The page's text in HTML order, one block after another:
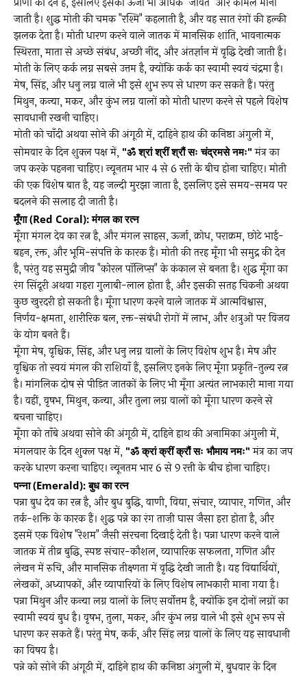
जाती है। शुद्ध मोती की चमक "रश्मि" कहलाती है, और वह सात रंगों की हल्की
झलक देता है। मोती धारण करने वाले जातक में मानसिक शांति, भावनात्मक
स्थिरता, माता से अच्छे संबंध, अच्छी नींद, और अंतर्ज्ञान में वृद्धि देखी जाती है।
मोती के लिए कर्क लग्न सबसे उत्तम है, क्योंकि कर्क का स्वामी स्वयं चंद्रमा है।
मेष, सिंह, और धनु लग्न वाले भी इसे शुभ रूप से धारण कर सकते हैं। परंतु
मिथुन, कन्या, मकर, और कुंभ लग्न वालों को मोती धारण करने से पहले विशेष
सावधानी रखनी चाहिए।
मोती को चाँदी अथवा सोने की अंगूठी में, दाहिने हाथ की कनिष्ठा अंगुली में,
सोमवार के दिन शुक्ल पक्ष में, "ॐ श्रां श्रीं श्रौं सः चंद्रमसे नमः" मंत्र का
जप करके पहनना चाहिए। न्यूनतम भार 4 से 6 रत्ती के बीच होना चाहिए। मोती
की एक विशेष बात है, यह जल्दी मुरझा जाता है, इसलिए इसे समय-समय पर
बदलने की सलाह दी जाती है।
मूँगा (Red Coral): मंगल का रत्न
मूँगा मंगल देव का रत्न है, और मंगल साहस, ऊर्जा, क्रोध, पराक्रम, छोटे भाई-
बहन, रक्त, और भूमि-संपत्ति के कारक हैं। मोती की तरह मूँगा भी समुद्र की देन
है, परंतु यह समुद्री जीव "कोरल पॉलिप्स" के कंकाल से बनता है। शुद्ध मूँगा का
रंग सिंदूरी अथवा गहरा गुलाबी-लाल होता है, और इसकी सतह चिकनी अथवा
कुछ खुरदरी हो सकती है। मूँगा धारण करने वाले जातक में आत्मविश्वास,
निर्णय-क्षमता, शारीरिक बल, रक्त-संबंधी रोगों में लाभ, और शत्रुओं पर विजय
के योग बनते हैं।
मूँगा मेष, वृश्चिक, सिंह, और धनु लग्न वालों के लिए विशेष शुभ है। मेष और
वृश्चिक तो स्वयं मंगल की राशियाँ हैं, इसलिए इनके लिए मूँगा प्रकृति-तुल्य रत्न
है। मांगलिक दोष से पीड़ित जातकों के लिए भी मूँगा अत्यंत लाभकारी माना गया
है। वहीं, वृषभ, मिथुन, कन्या, और तुला लग्न वालों को मूँगा धारण करने से
बचना चाहिए।
मूँगा को ताँबे अथवा सोने की अंगूठी में, दाहिने हाथ की अनामिका अंगुली में,
मंगलवार के दिन शुक्ल पक्ष में, "ॐ क्रां क्रीं क्रौं सः भौमाय नमः" मंत्र का जप
करके धारण करना चाहिए। न्यूनतम भार 6 से 9 रत्ती के बीच होना चाहिए।
पन्ना (Emerald): बुध का रत्न
पन्ना बुध देव का रत्न है, और बुध बुद्धि, वाणी, विद्या, संचार, व्यापार, गणित, और
तर्क-शक्ति के कारक हैं। शुद्ध पन्ने का रंग ताज़ी घास जैसा हरा होता है, और
इसमें एक विशेष "रेशम" जैसी संरचना दिखाई देती है। पन्ना धारण करने वाले
जातक में तीव्र बुद्धि, स्पष्ट संचार-कौशल, व्यापारिक सफलता, गणित और
लेखन में रुचि, और मानसिक तीक्ष्णता में वृद्धि देखी जाती है। यह विद्यार्थियों,
लेखकों, अध्यापकों, और व्यापारियों के लिए विशेष लाभकारी माना गया है।
पन्ना मिथुन और कन्या लग्न वालों के लिए सर्वोत्तम है, क्योंकि इन दोनों लग्नों का
स्वामी स्वयं बुध है। वृषभ, तुला, मकर, और कुंभ लग्न वाले भी इसे शुभ रूप से
धारण कर सकते हैं। परंतु मेष, कर्क, और सिंह लग्न वालों के लिए यह सावधानी
का विषय है।
पन्ने को सोने की अंगूठी में, दाहिने हाथ की कनिष्ठा अंगुली में, बुधवार के दिन